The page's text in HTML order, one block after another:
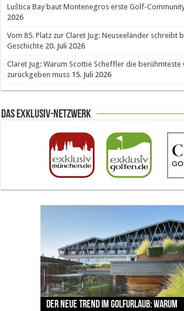
Luštica Bay baut Montenegros erste Golf-
2026
Vom 85. Platz zur Claret Jug: Neuseeländer schreibt
Geschichte 20. Juli 2026
Claret Jug: Warum Scottie Scheffler die
zurückgeben muss 15. Juli 2026
Das Exklusiv-Netzwerk
Der neue Trend im Golfurlaub: Warum
Luštica Bay baut Montenegros erste
Vom 85. Platz zur Claret Jug:
Claret Jug: Warum Scottie Scheffler die
The Open 2026 in Royal Birkdale:
traditionsreiche Linksplatz zu den